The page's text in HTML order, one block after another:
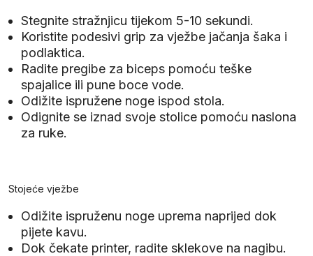
Stegnite stražnjicu tijekom 5-10 sekundi.
Koristite podesivi grip za vježbe jačanja šaka i
podlaktica.
Radite pregibe za biceps pomoću teške
spajalice ili pune boce vode.
Odižite ispružene noge ispod stola.
Odignite se iznad svoje stolice pomoću naslona
za ruke.
Stojeće vježbe
Odižite ispruženu noge uprema naprijed dok
pijete kavu.
Dok čekate printer, radite sklekove na nagibu.